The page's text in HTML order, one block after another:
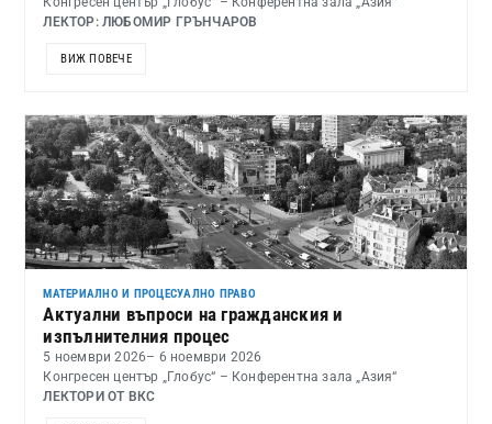
ЛЕКТОР: ЛЮБОМИР ГРЪНЧАРОВ
ВИЖ ПОВЕЧЕ
МАТЕРИАЛНО И ПРОЦЕСУАЛНО ПРАВО
Актуални въпроси на гражданския и
изпълнителния процес
5 ноември 2026– 6 ноември 2026
Конгресен център „Глобус“ – Конферентна зала „Азия“
ЛЕКТОРИ ОТ ВКС